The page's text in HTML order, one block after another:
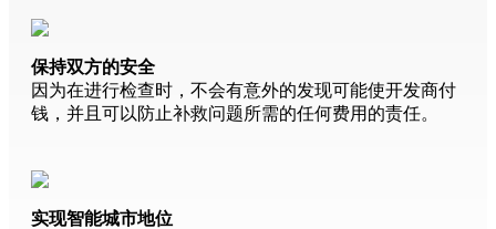
保持双方的安全
因为在进行检查时，不会有意外的发现可能使开发商付
钱，并且可以防止补救问题所需的任何费用的责任。
实现智能城市地位